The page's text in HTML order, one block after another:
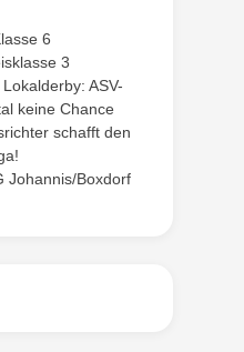
6
3
ASV-
keine Chance
schafft den
Johannis/Boxdorf